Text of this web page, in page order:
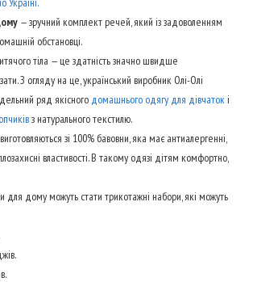
— зручний комплект речей, який із задоволенням
обстановці.
тіла — це здатність значно швидше
З огляду на це, український виробник Олі-Олі
ряд якісного домашнього одягу для дівчаток і
з натурального текстилю.
зі 100% бавовни, яка має антиалергенні,
властивості. В такому одязі дітям комфортно,
дому можуть стати трикотажні набори, які можуть